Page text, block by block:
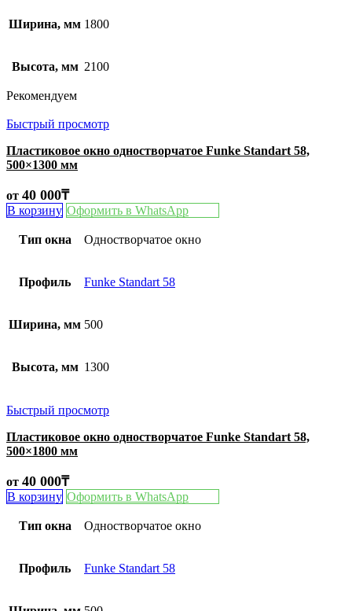
Ширина, мм 1800
Высота, мм 2100
Рекомендуем
Быстрый просмотр
Пластиковое окно одностворчатое Funke Standart 58,
500×1300 мм
от 40 000₸
В корзину Оформить в WhatsApp
Тип окна Одностворчатое окно
Профиль Funke Standart 58
Ширина, мм 500
Высота, мм 1300
Быстрый просмотр
Пластиковое окно одностворчатое Funke Standart 58,
500×1800 мм
от 40 000₸
В корзину Оформить в WhatsApp
Тип окна Одностворчатое окно
Профиль Funke Standart 58